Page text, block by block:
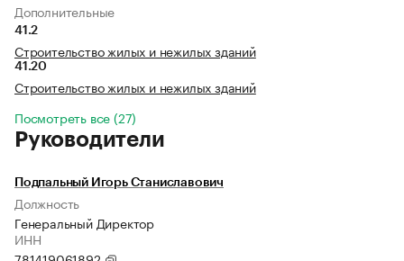
Дополнительные
41.2
Строительство жилых и нежилых зданий
41.20
Строительство жилых и нежилых зданий
Посмотреть все (27)
Руководители
Подпальный Игорь Станиславович
Должность
Генеральный Директор
ИНН